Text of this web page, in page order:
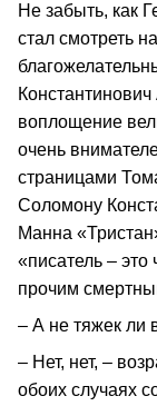
Не забыть, как
стал смотреть
воплощение
очень
страницами
Соломону
Манна
«писатель – это
прочим
– А не тяжек ли
– Нет, нет, –
обоих случаях